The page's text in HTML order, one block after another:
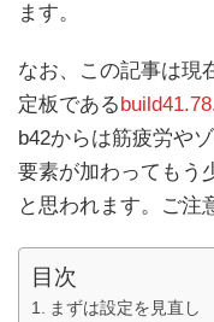
ます。
なお、この記事は現
定板である
b42からは筋疲労や
要素が加わってもう
と思われます。ご注
目次
まずは設定を見直し